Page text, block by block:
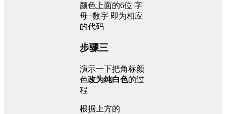
颜色上面的6位 字
母+数字 即为相应
的代码
步骤三
演示一下把角标颜
色改为纯白色的过
程
根据上方的